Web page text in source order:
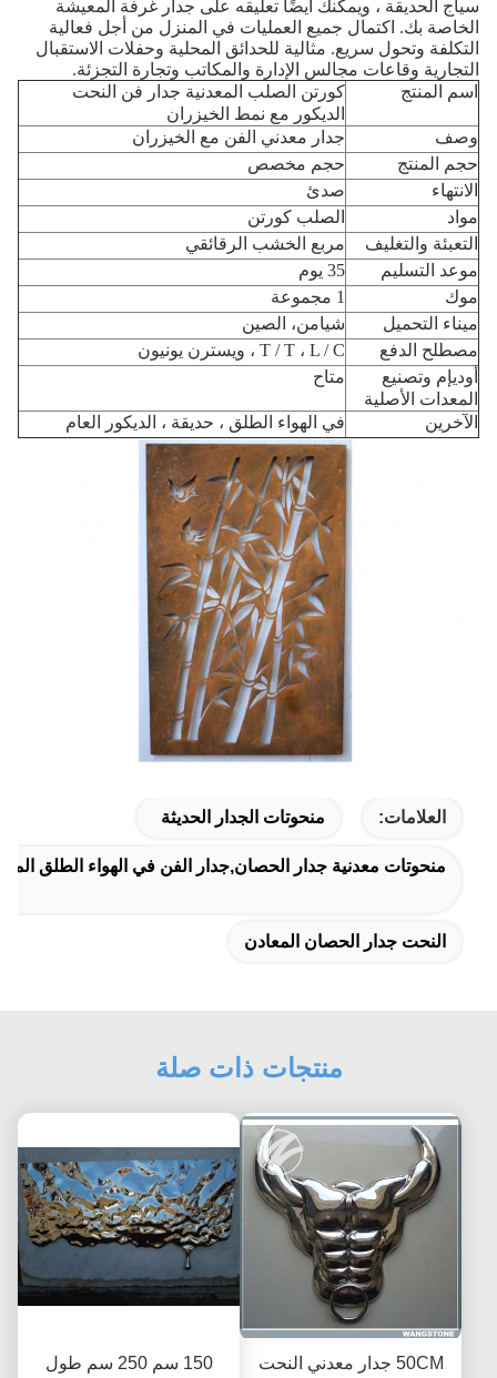
سياج الحديقة ، ويمكنك أيضًا تعليقه على جدار غرفة المعيشة
الخاصة بك. اكتمال جميع العمليات في المنزل من أجل فعالية
التكلفة وتحول سريع. مثالية للحدائق المحلية وحفلات الاستقبال
التجارية وقاعات مجالس الإدارة والمكاتب وتجارة التجزئة.
اسم المنتج
كورتن الصلب المعدنية جدار فن النحت
الديكور مع نمط الخيزران
وصف
جدار معدني الفن مع الخيزران
حجم المنتج
حجم مخصص
الانتهاء
صدئ
مواد
الصلب كورتن
التعبئة والتغليف
مربع الخشب الرقائقي
موعد التسليم
35 يوم
موك
ميناء التحميل
شيامن، الصين
مصطلح الدفع
T / T ، L / C ، ويسترن يونيون
أوديإم وتصنيع
المعدات الأصلية
متاح
الآخرين في الهواء الطلق ، حديقة ، الديكور العام
العلامات: منحوتات الجدار الحديثة
منحوتات معدنية جدار الحصان,جدار الفن في الهواء الطلق
النحت جدار الحصان المعادن
منتجات ذات صلة
50CM جدار معدني النحت
150 سم 250 سم طول